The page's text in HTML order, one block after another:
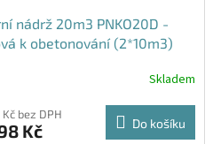
nádrž 20m3 PNKO20D -
k obetonování (2*10m3)
Skladem
bez DPH
Kč Do košíku